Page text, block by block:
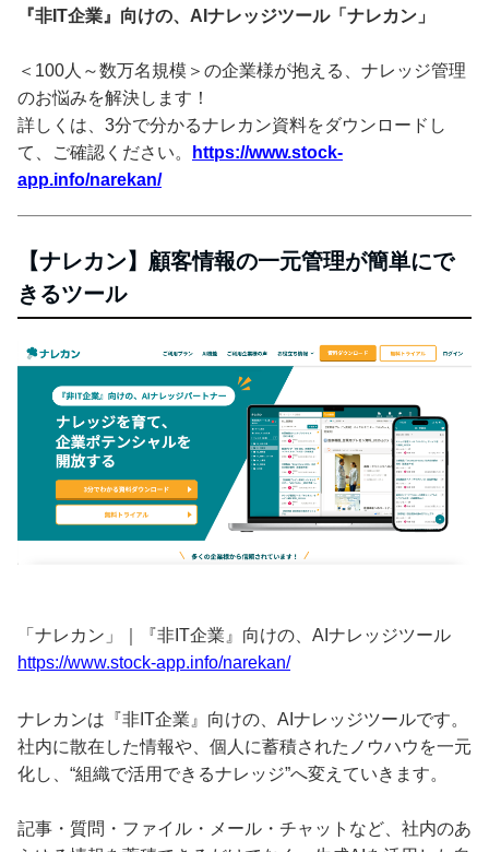
『非IT企業』向けの、AIナレッジツール「ナレカン」
＜100人～数万名規模＞の企業様が抱える、ナレッジ管理
のお悩みを解決します！
詳しくは、3分で分かるナレカン資料をダウンロードし
て、ご確認ください。
https://www.stock-
app.info/narekan/
【ナレカン】顧客情報の一元管理が簡単にで
きるツール
「ナレカン」｜『非IT企業』向けの、AIナレッジツール
https://www.stock-app.info/narekan/
ナレカンは『非IT企業』向けの、AIナレッジツールです。
社内に散在した情報や、個人に蓄積されたノウハウを一元
化し、“組織で活用できるナレッジ”へ変えていきます。
記事・質問・ファイル・メール・チャットなど、社内のあ